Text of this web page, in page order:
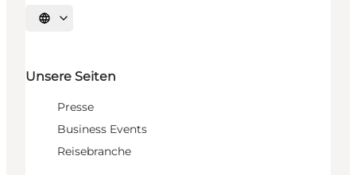
Sprache auswählen
Unsere Seiten
Presse
Business Events
Reisebranche